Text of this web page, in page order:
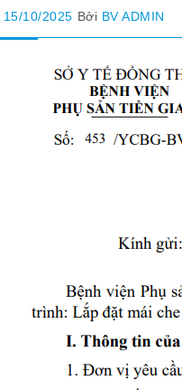
15/10/2025 Bởi BV ADMIN